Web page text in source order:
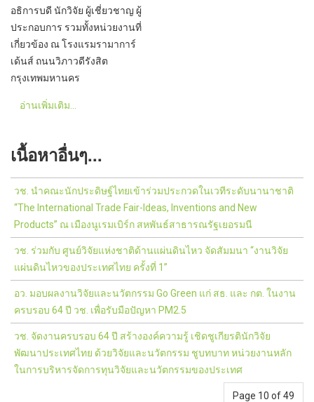
อธิการบดี นักวิจัย ผู้เชี่ยวชาญ ผู้
ประกอบการ รวมทั้งหน่วยงานที่
เกี่ยวข้อง ณ โรงแรมรามาการ์
เด้นส์ ถนนวิภาวดีรังสิต
กรุงเทพมหานคร
อ่านเพิ่มเติม...
เนื้อหาอื่นๆ...
วช. นำคณะนักประดิษฐ์ไทยเข้าร่วมประกวดในเวทีระดับนานาชาติ
“The International Trade Fair-Ideas, Inventions and New
Products” ณ เมืองนูเรมเบิร์ก สหพันธ์สาธารณรัฐเยอรมนี
วช. ร่วมกับ ศูนย์วิจัยแห่งชาติด้านแผ่นดินไหว จัดสัมมนา “งานวิจัย
แผ่นดินไหวของประเทศไทย ครั้งที่ 1”
อว. มอบผลงานวิจัยและนวัตกรรม Go Green แก่ สธ. และ กต. ในงาน
ครบรอบ 64 ปี วช. เพื่อรับมือปัญหา PM2.5
วช. จัดงานครบรอบ 64 ปี สร้างองค์ความรู้ เชิดชูเกียรตินักวิจัย
พัฒนาประเทศไทย ด้วยวิจัยและนวัตกรรม ชูบทบาท หน่วยงานหลัก
ในการบริหารจัดการทุนวิจัยและนวัตกรรมของประเทศ
Page 10 of 49